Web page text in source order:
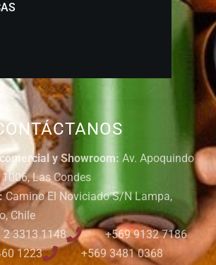
y Showroom: Av. Apoquindo
Las Condes
Camino El Noviciado S/N Lampa,
Chile
2 3313 1148
+569 9132 7186
1223
+569 3481 0368